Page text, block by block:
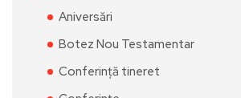
Aniversări
Botez Nou Testamentar
Conferință tineret